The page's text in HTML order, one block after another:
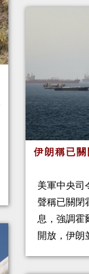
伊朗稱已
美軍中央司
聲稱已關閉
息，強調霍
開放，伊